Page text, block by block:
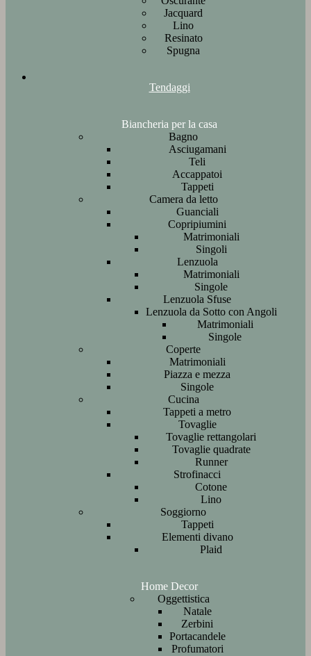
Jacquard
Lino
Resinato
Spugna
Tendaggi
Biancheria per la casa
Bagno
Asciugamani
Teli
Accappatoi
Tappeti
Camera da letto
Guanciali
Copripiumini
Matrimoniali
Singoli
Lenzuola
Matrimoniali
Singole
Lenzuola Sfuse
Lenzuola da Sotto con Angoli
Matrimoniali
Singole
Coperte
Matrimoniali
Piazza e mezza
Singole
Cucina
Tappeti a metro
Tovaglie
Tovaglie rettangolari
Tovaglie quadrate
Runner
Strofinacci
Cotone
Lino
Soggiorno
Tappeti
Elementi divano
Plaid
Home Decor
Oggettistica
Natale
Zerbini
Portacandele
Profumatori